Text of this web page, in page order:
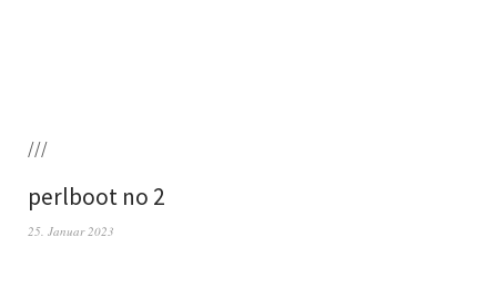
///
perlboot no 2
25. Januar 2023